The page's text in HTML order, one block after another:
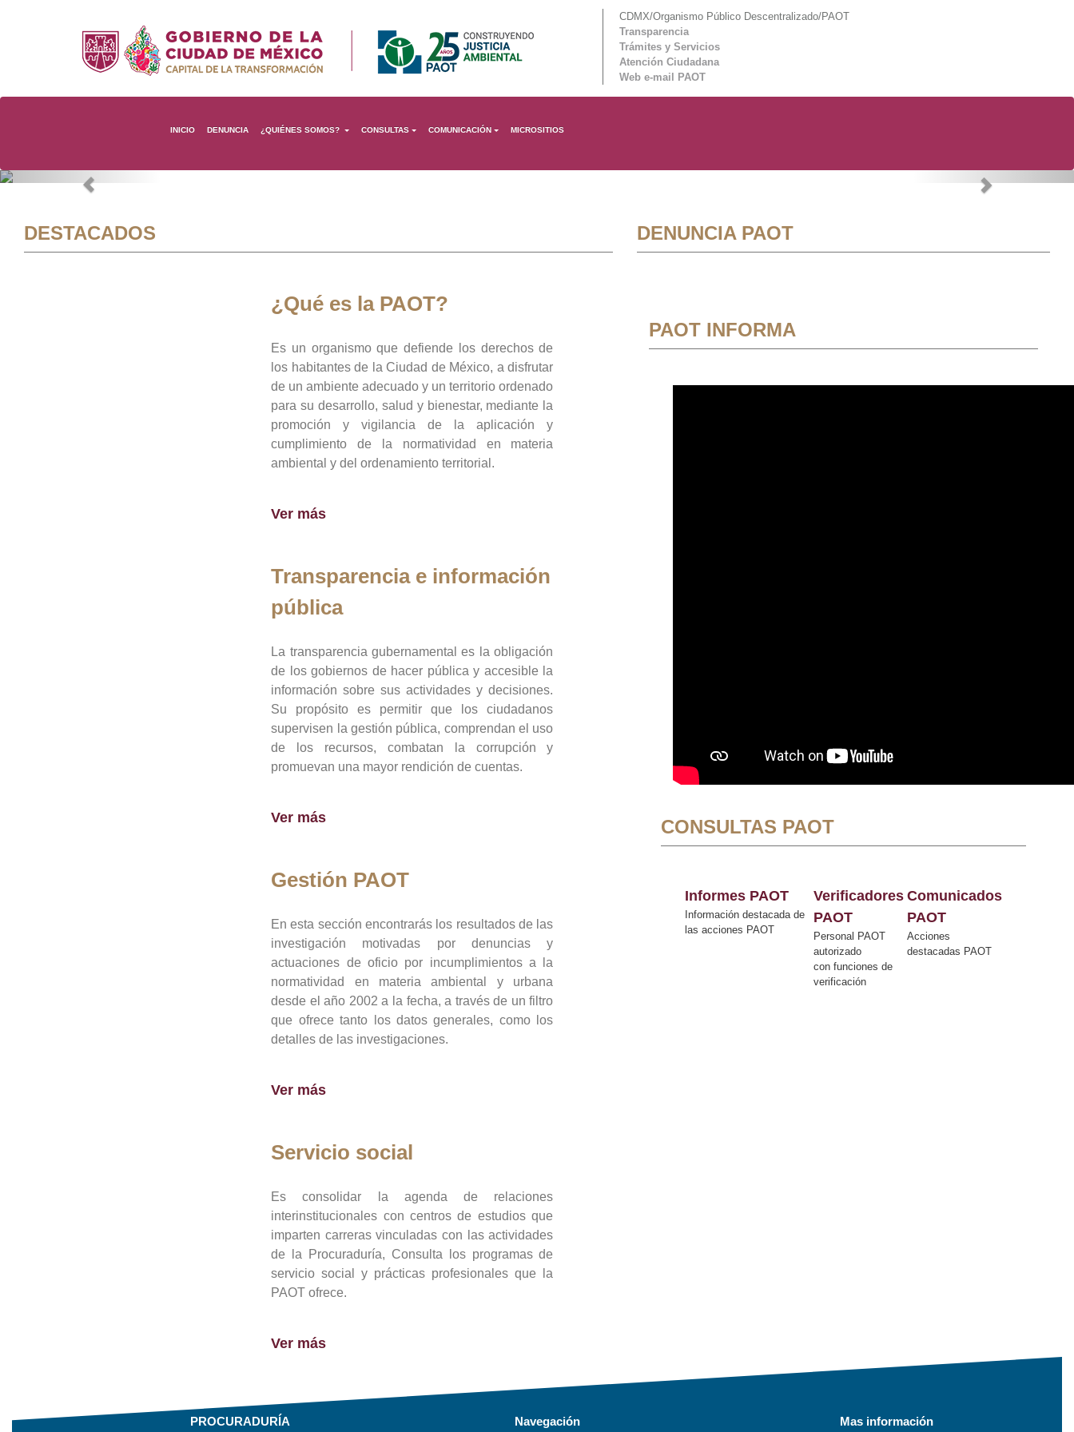
CDMX/Organismo Público Descentralizado/PAOT
Transparencia
Trámites y Servicios
Atención Ciudadana
Web e-mail PAOT
INICIO DENUNCIA ¿QUIÉNES SOMOS? CONSULTAS COMUNICACIÓN MICROSITIOS
Previous Next
DESTACADOS
¿Qué es la PAOT?
Es un organismo que defiende los derechos de
los habitantes de la Ciudad de México, a disfrutar
de un ambiente adecuado y un territorio ordenado
para su desarrollo, salud y bienestar, mediante la
promoción y vigilancia de la aplicación y
cumplimiento de la normatividad en materia
ambiental y del ordenamiento territorial.
Ver más
Transparencia e información
pública
La transparencia gubernamental es la obligación
de los gobiernos de hacer pública y accesible la
información sobre sus actividades y decisiones.
Su propósito es permitir que los ciudadanos
supervisen la gestión pública, comprendan el uso
de los recursos, combatan la corrupción y
promuevan una mayor rendición de cuentas.
Ver más
Gestión PAOT
En esta sección encontrarás los resultados de las
investigación motivadas por denuncias y
actuaciones de oficio por incumplimientos a la
normatividad en materia ambiental y urbana
desde el año 2002 a la fecha, a través de un filtro
que ofrece tanto los datos generales, como los
detalles de las investigaciones.
Ver más
Servicio social
Es consolidar la agenda de relaciones
interinstitucionales con centros de estudios que
imparten carreras vinculadas con las actividades
de la Procuraduría, Consulta los programas de
servicio social y prácticas profesionales que la
PAOT ofrece.
Ver más
DENUNCIA PAOT
PAOT INFORMA
CONSULTAS PAOT
Informes PAOT
Información destacada de
las acciones PAOT
Verificadores
PAOT
Personal PAOT
autorizado
con funciones de
verificación
Comunicados
PAOT
Acciones
destacadas PAOT
PROCURADURÍA Navegación Mas información